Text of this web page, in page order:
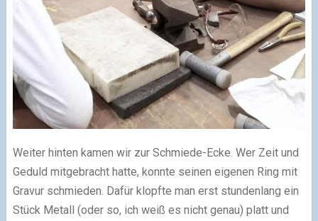
Weiter hinten kamen wir zur Schmiede-Ecke. Wer Zeit und
Geduld mitgebracht hatte, konnte seinen eigenen Ring mit
Gravur schmieden. Dafür klopfte man erst stundenlang ein
Stück Metall (oder so, ich weiß es nicht genau) platt und